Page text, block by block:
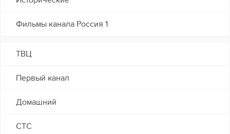
Фильмы канала Россия 1
ТВЦ
Первый канал
Домашний
СТС